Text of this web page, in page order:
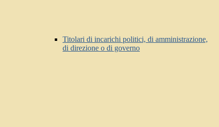
Titolari di incarichi politici, di amministrazione,
di direzione o di governo